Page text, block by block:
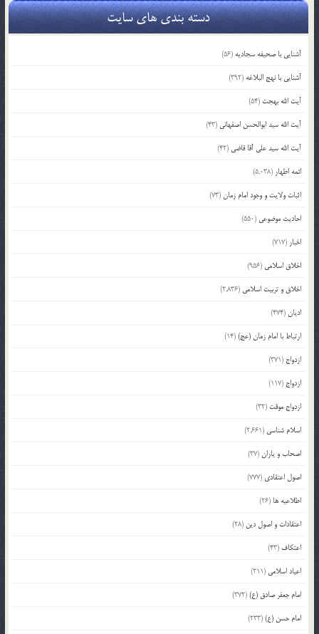
دسته بندی های سایت
آشنایی با صحیفه سجادیه (56)
آشنایی با نهج البلاغه (392)
آیت الله بهجت (54)
آیت الله سید ابوالحسن اصفهانی (43)
آیت الله سید علی آقا قاضی (42)
ائمه اطهار (5,038)
اثبات ولایت و وجود امام زمان(73)
احادیث موضوعی (550)
اخبار (717)
اخلاق اسلامی (956)
اخلاق و تربیت اسلامی (2,836)
ادیان(474)
ارتباط با امام زمان (عج)(14)
ازدواج (371)
ازدواج (117)
ازدواج موقت (32)
اسلام شناسی (2,661)
اصحاب و یاران(37)
اصول اعتقادی (777)
اطلاعیه ها (26)
اعتقادات و اصول دین (28)
اعتکاف (43)
اعیاد اسلامی (211)
امام جعفر صادق (ع)(372)
امام حسن (ع)(233)